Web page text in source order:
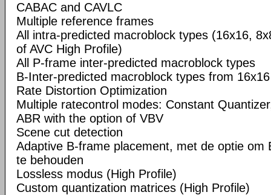
CABAC and CAVLC
Multiple reference frames
All intra-predicted macroblock types (16x16,
of AVC High Profile)
All P-frame inter-predicted macroblock types
B-Inter-predicted macroblock types from
Rate Distortion Optimization
Multiple ratecontrol modes: Constant
ABR with the option of VBV
Scene cut detection
Adaptive B-frame placement, met de optie om
te behouden
Lossless modus (High Profile)
Custom quantization matrices (High Profile)